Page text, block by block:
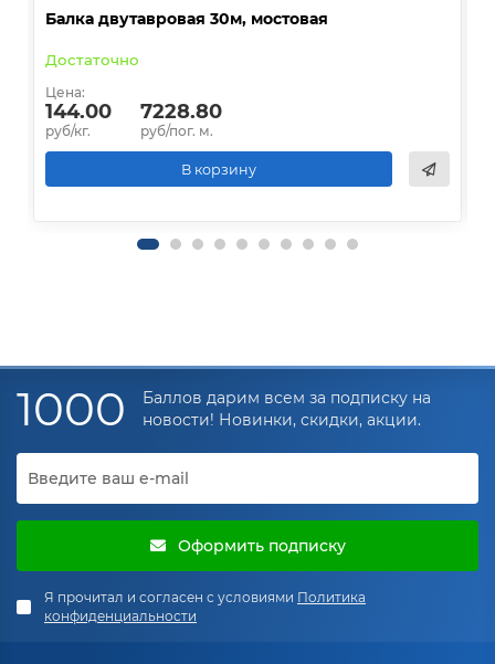
Балка двутавровая 30м, мостовая
Достаточно
Цена:
144.00
руб/кг.
7228.80
руб/пог. м.
В корзину
1000
Баллов дарим всем за подписку на
новости! Новинки, скидки, акции.
Оформить подписку
Я прочитал и согласен с условиями Политика
конфиденциальности